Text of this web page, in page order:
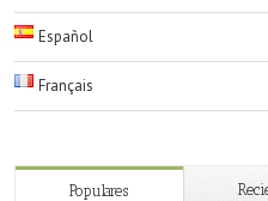
Español
Français
Populares